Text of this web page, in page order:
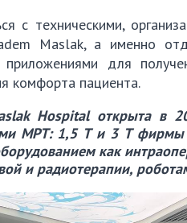
c техническими,
Maslak, а именно
для
комфорта пациента.
Hospital открыта в
МРТ: 1,5 Т и 3 Т фирмы
как
и радиотерапии,